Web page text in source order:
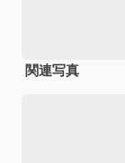
関連写真